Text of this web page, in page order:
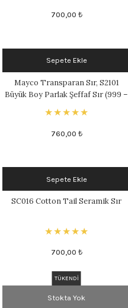
700,00 ₺
Sepete Ekle
Mayco Transparan Sır, S2101
Büyük Boy Parlak Şeffaf Sır (999 –
760,00 ₺
Sepete Ekle
SC016 Cotton Tail Seramik Sır
700,00 ₺
TÜKENDİ
Stokta Yok